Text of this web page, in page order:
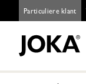
Particuliere klant